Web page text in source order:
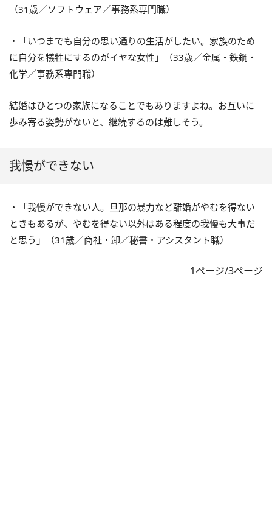
（31歳／ソフトウェア／事務系専門職）
・「いつまでも自分の思い通りの生活がしたい。家族のため
に自分を犠牲にするのがイヤな女性」（33歳／金属・鉄鋼・
化学／事務系専門職）
結婚はひとつの家族になることでもありますよね。お互いに
歩み寄る姿勢がないと、継続するのは難しそう。
我慢ができない
・「我慢ができない人。旦那の暴力など離婚がやむを得ない
ときもあるが、やむを得ない以外はある程度の我慢も大事だ
と思う」（31歳／商社・卸／秘書・アシスタント職）
1ページ/3ページ